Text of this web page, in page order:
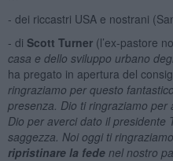
- dei riccastri USA e nostrani
- di Scott Turner(l’ex-pastore
casa e dello sviluppo urbano
ha pregato in apertura del
ringraziamo per questo
presenza. Dio ti ringraziamo
Dio per averci dato il presidente
saggezza. Noi oggi ti
ripristinare la fedenel nostro